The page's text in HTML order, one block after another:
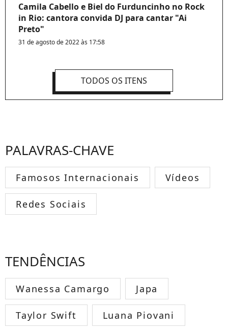
Camila Cabello e Biel do Furduncinho no Rock
in Rio: cantora convida DJ para cantar "Ai
Preto"
31 de agosto de 2022 às 17:58
TODOS OS ITENS
PALAVRAS-CHAVE
Famosos Internacionais Vídeos
Redes Sociais
TENDÊNCIAS
Wanessa Camargo Japa
Taylor Swift Luana Piovani